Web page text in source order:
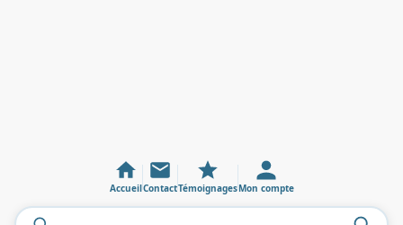
AccueilContactTémoignagesMon compte